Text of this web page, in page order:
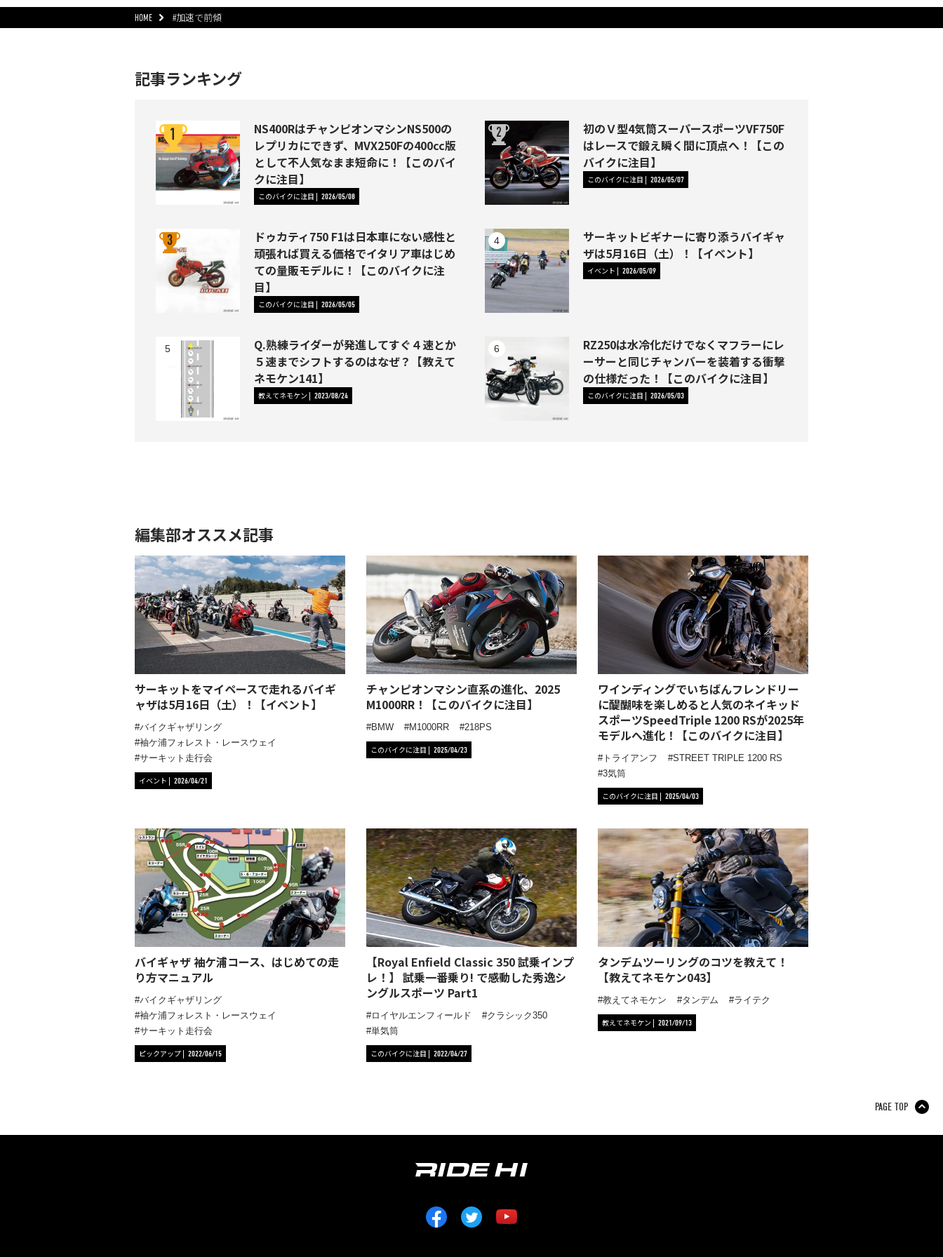
HOME #加速で前傾
記事ランキング
NS400RはチャンピオンマシンNS500の
レプリカにできず、MVX250Fの400cc版
として不人気なまま短命に！【このバイ
クに注目】
このバイクに注目 2026/05/08
初のＶ型4気筒スーパースポーツVF750F
はレースで鍛え瞬く間に頂点へ！【この
バイクに注目】
このバイクに注目 2026/05/07
ドゥカティ750 F1は日本車にない感性と
頑張れば買える価格でイタリア車はじめ
ての量販モデルに！【このバイクに注
目】
このバイクに注目 2026/05/05
サーキットビギナーに寄り添うバイギャ
ザは5月16日（土）！【イベント】
イベント 2026/05/09
Q.熟練ライダーが発進してすぐ４速とか
５速までシフトするのはなぜ？【教えて
ネモケン141】
教えてネモケン 2023/08/24
RZ250は水冷化だけでなくマフラーにレ
ーサーと同じチャンバーを装着する衝撃
の仕様だった！【このバイクに注目】
このバイクに注目 2026/05/03
編集部オススメ記事
サーキットをマイペースで走れるバイギ
ャザは5月16日（土）！【イベント】
バイクギャザリング
袖ケ浦フォレスト・レースウェイ
サーキット走行会
イベント 2026/04/21
チャンピオンマシン直系の進化、2025
M1000RR！【このバイクに注目】
BMW M1000RR 218PS
このバイクに注目 2025/04/23
ワインディングでいちばんフレンドリー
に醍醐味を楽しめると人気のネイキッド
スポーツSpeedTriple 1200 RSが2025年
モデルへ進化！【このバイクに注目】
トライアンフ
STREET TRIPLE 1200 RS
3気筒
このバイクに注目 2025/04/03
バイギャザ 袖ケ浦コース、はじめての走
り方マニュアル
バイクギャザリング
袖ケ浦フォレスト・レースウェイ
サーキット走行会
ピックアップ 2022/06/15
【Royal Enfield Classic 350 試乗インプ
レ！】 試乗一番乗り! で感動した秀逸シ
ングルスポーツ Part1
ロイヤルエンフィールド
クラシック350
単気筒
このバイクに注目 2022/04/27
タンデムツーリングのコツを教えて！
【教えてネモケン043】
教えてネモケン タンデム ライテク
教えてネモケン 2021/09/13
PAGE TOP